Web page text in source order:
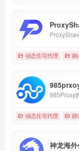
动态住宅代理 静
动态住宅代理 静
神龙海